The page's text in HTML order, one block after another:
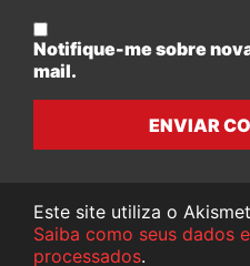
Notifique-me sobre
mail.
ENVIAR
Este site utiliza o
Saiba como seus dados
processados.